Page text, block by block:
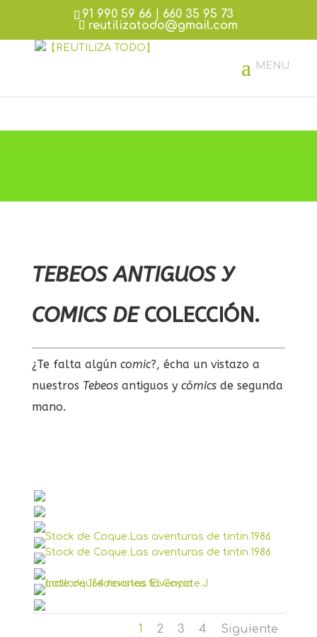
91 990 59 66
660 35 95 73
reutilizatodo@gmail.com
TEBEOS ANTIGUOS Y
COMICS DECOLECCIÓN.
¿Te falta algún comic?, écha un vistazo a
nuestros Tebeosantiguos y cómicsde segunda
mano.
1 2 3 4 Siguiente